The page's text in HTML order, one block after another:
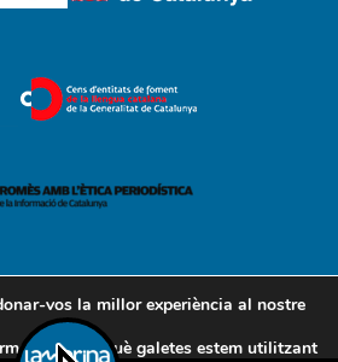
Política de cookies Política de privacitat
vos la millor experiència al nostre
sobre què galetes estem utilitzant